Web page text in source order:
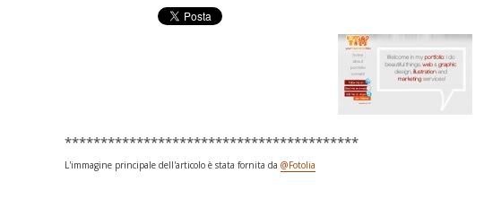
*****************************************
L'immagine principale dell'articolo è stata fornita da @Fotolia